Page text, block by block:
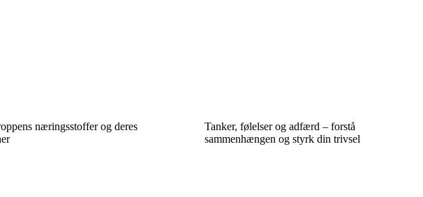
næringsstoffer og deres
Tanker, følelser og adfærd – forstå
sammenhængen og styrk din trivsel